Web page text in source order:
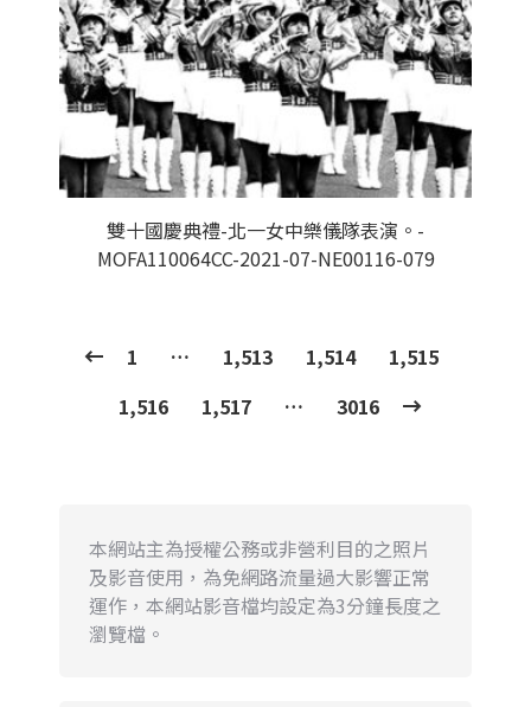
雙十國慶典禮-北一女中樂儀隊表演。-
MOFA110064CC-2021-07-NE00116-079
1 … 1,513 1,514
1,515
1,516
1,517 … 3016
本網站主為授權公務或非營利目的之照片
及影音使用，為免網路流量過大影響正常
運作，本網站影音檔均設定為3分鐘長度之
瀏覽檔。